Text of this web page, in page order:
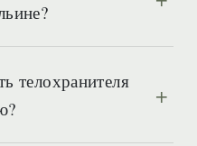
телохранителя